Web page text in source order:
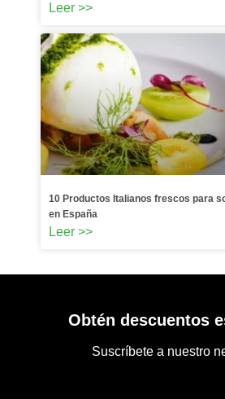
Leer >>
10 Productos Italianos frescos para
en España
Leer >>
Obtén descuentos
Suscríbete a nuestro